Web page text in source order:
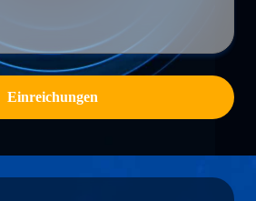
Einreichungen